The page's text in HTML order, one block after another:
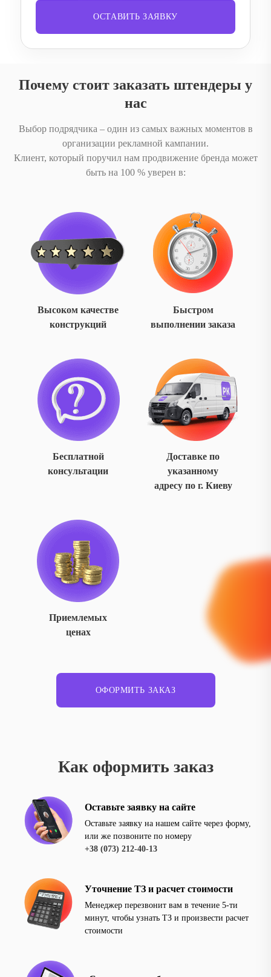
ОСТАВИТЬ ЗАЯВКУ
Почему стоит заказать штендеры у
нас
Выбор подрядчика – один из самых важных моментов в
организации рекламной кампании.
Клиент, который поручил нам продвижение бренда может
быть на 100 % уверен в:
Высоком качестве
конструкций
Быстром
выполнении заказа
Бесплатной
консультации
Доставке по
указанному
адресу по г. Киеву
Приемлемых
ценах
ОФОРМИТЬ ЗАКАЗ
Как оформить заказ
Оставьте заявку на сайте
Оставьте заявку на нашем сайте через форму,
или же позвоните по номеру
+38 (073) 212-40-13
Уточнение ТЗ и расчет стоимости
Менеджер перезвонит вам в течение 5-ти
минут, чтобы узнать ТЗ и произвести расчет
стоимости